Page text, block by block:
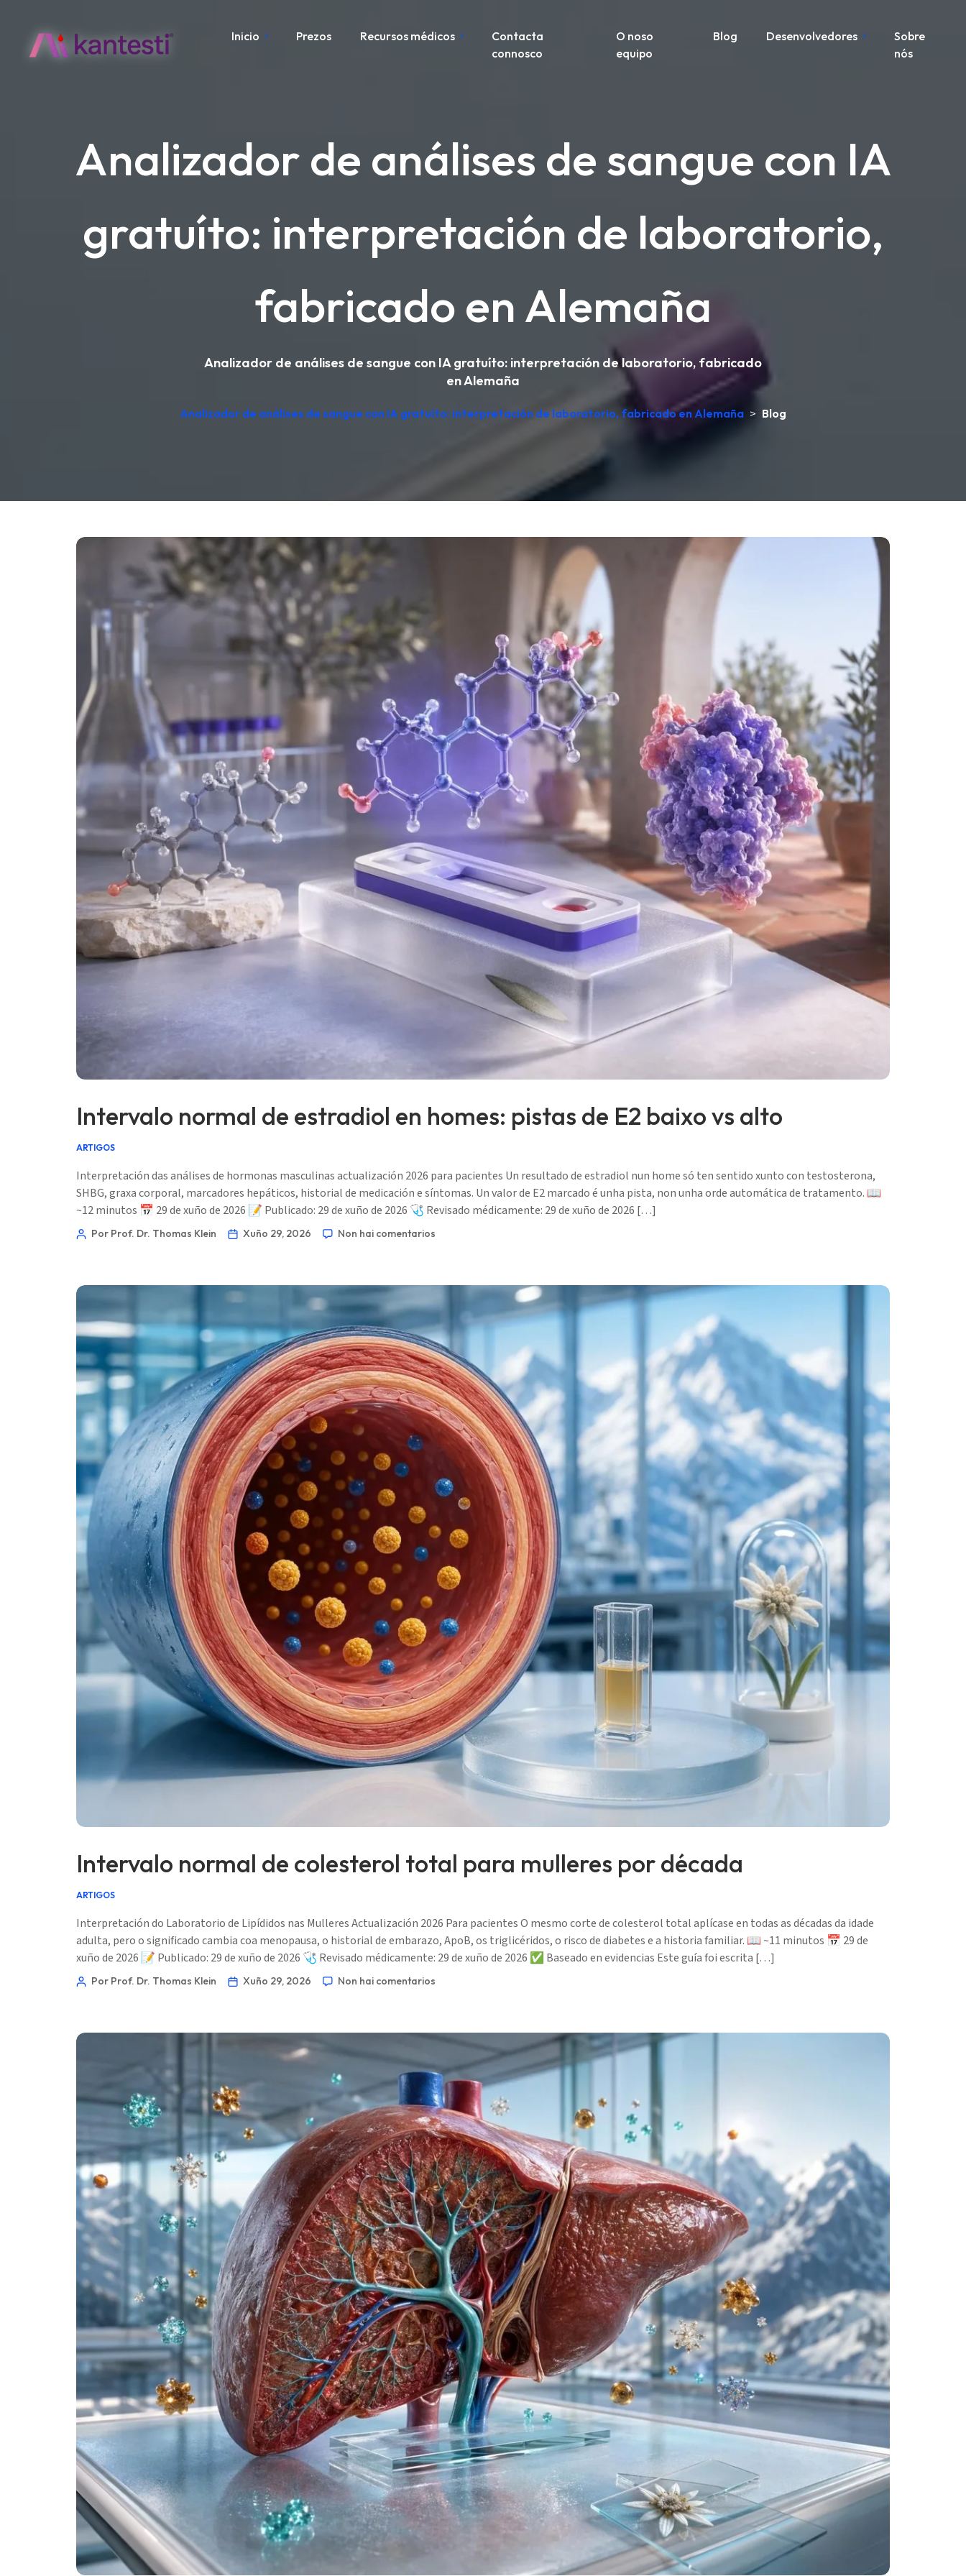
Inicio Prezos Recursos médicos
Contacta
connosco
O noso
equipo
Blog Desenvolvedores
Sobre
nós
Analizador de análises de sangue con IA
gratuíto: interpretación de laboratorio,
fabricado en Alemaña
Analizador de análises de sangue con IA gratuíto: interpretación de laboratorio, fabricado
en Alemaña
Analizador de análises de sangue con IA gratuíto: interpretación de laboratorio, fabricado en Alemaña > Blog
Intervalo normal de estradiol en homes: pistas de E2 baixo vs alto
ARTIGOS
Interpretación das análises de hormonas masculinas actualización 2026 para pacientes Un resultado de estradiol nun home só ten sentido xunto con testosterona,
SHBG, graxa corporal, marcadores hepáticos, historial de medicación e síntomas. Un valor de E2 marcado é unha pista, non unha orde automática de tratamento. 📖
~12 minutos 📅 29 de xuño de 2026 📝 Publicado: 29 de xuño de 2026 🩺 Revisado médicamente: 29 de xuño de 2026 […]
Por Prof. Dr. Thomas Klein Xuño 29, 2026 Non hai comentarios
Intervalo normal de colesterol total para mulleres por década
ARTIGOS
Interpretación do Laboratorio de Lipídidos nas Mulleres Actualización 2026 Para pacientes O mesmo corte de colesterol total aplícase en todas as décadas da idade
adulta, pero o significado cambia coa menopausa, o historial de embarazo, ApoB, os triglicéridos, o risco de diabetes e a historia familiar. 📖 ~11 minutos 📅 29 de
xuño de 2026 📝 Publicado: 29 de xuño de 2026 🩺 Revisado médicamente: 29 de xuño de 2026 ✅ Baseado en evidencias Este guía foi escrita […]
Por Prof. Dr. Thomas Klein Xuño 29, 2026 Non hai comentarios
Čeština
ქართული
Русский
Lietuvių kalba
Slovenščina
Magyar
Shqip
বাংলা
اردو
मराठी
తెలుగు
ગુજરાતી
ಕನ್ನಡ
മലയാളം
Bahasa Melayu
Tiếng Việt
Tagalog
Українська
O‘zbekcha
Català
Suomi
Slovenčina
پښتو
অসমীয়া
Latviešu valoda
Македонски јазик
Euskara
Gàidhlig
Occitan
العربية المغربية
Afrikaans
Монгол
ພາສາລາວ
Basa Jawa
Cebuano
ئۇيغۇرچە
Кыргызча
Татар теле
Беларуская мова
Esperanto